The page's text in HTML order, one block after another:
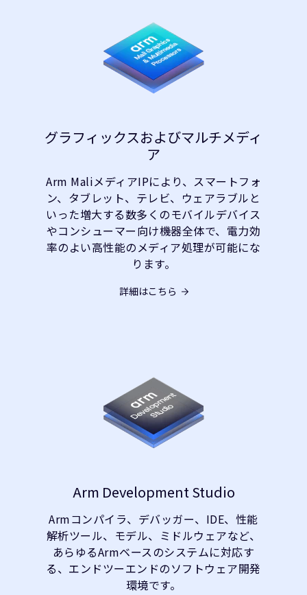
グラフィックスおよびマルチメディ
ア
Arm MaliメディアIPにより、スマートフォ
ン、タブレット、テレビ、ウェアラブルと
いった増大する数多くのモバイルデバイス
やコンシューマー向け機器全体で、電力効
率のよい高性能のメディア処理が可能にな
ります。
詳細はこちら
Arm Development Studio
Armコンパイラ、デバッガー、IDE、性能
解析ツール、モデル、ミドルウェアなど、
あらゆるArmベースのシステムに対応す
る、エンドツーエンドのソフトウェア開発
環境です。